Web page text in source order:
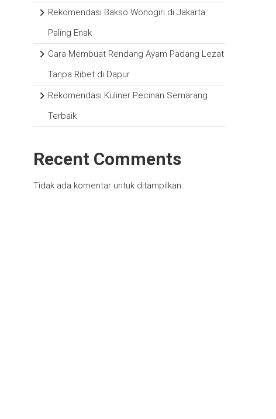
Rekomendasi Bakso Wonogiri di Jakarta
Paling Enak
Cara Membuat Rendang Ayam Padang Lezat
Tanpa Ribet di Dapur
Rekomendasi Kuliner Pecinan Semarang
Terbaik
Recent Comments
Tidak ada komentar untuk ditampilkan.